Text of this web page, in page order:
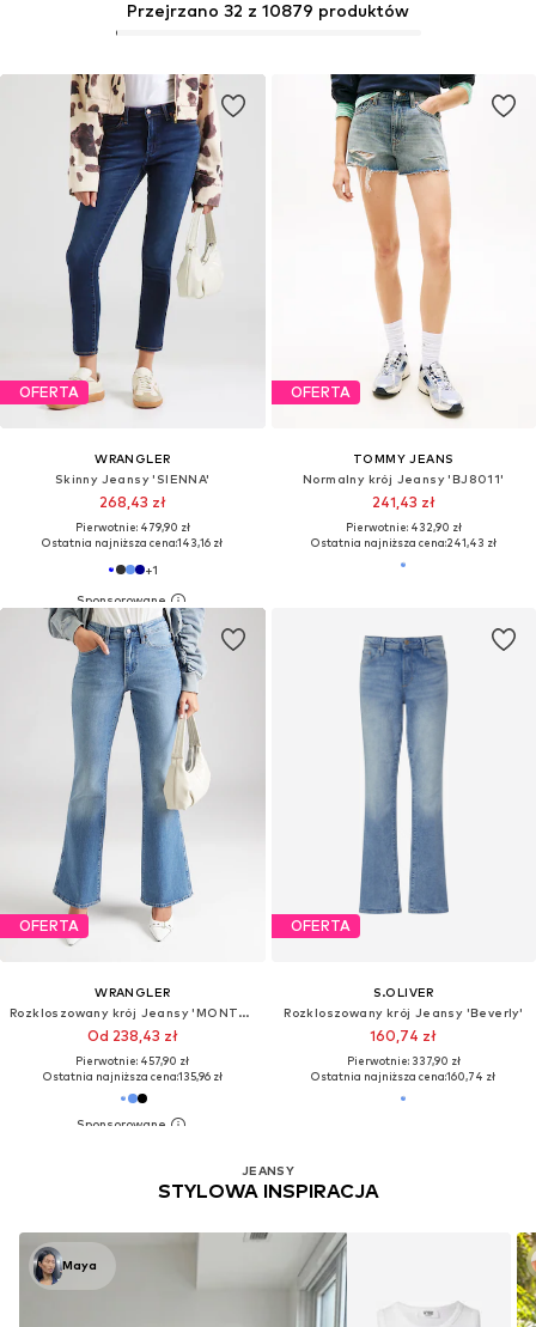
OFERTA
WRANGLER
Skinny Jeansy 'SIENNA'
268,43 zł
Pierwotnie: 479,90 zł
Ostatnia najniższa cena:143,16 zł
+1
OFERTA
TOMMY JEANS
Normalny krój Jeansy 'BJ8011'
241,43 zł
Pierwotnie: 432,90 zł
Ostatnia najniższa cena:241,43 zł
Przejrzano 32 z 10879 produktów
OFERTA
WRANGLER
Rozkloszowany krój Jeansy 'MONTANA '
Od 238,43 zł
Pierwotnie: 457,90 zł
Ostatnia najniższa cena:135,96 zł
OFERTA
S.OLIVER
Rozkloszowany krój Jeansy 'Beverly'
160,74 zł
Pierwotnie: 337,90 zł
Ostatnia najniższa cena:160,74 zł
JEANSY
STYLOWA INSPIRACJA
Maya